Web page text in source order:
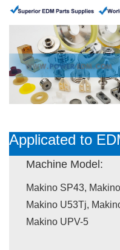
Applicated to
Machine Model:
Makino SP43,
Makino U53Tj,
Makino UPV-5